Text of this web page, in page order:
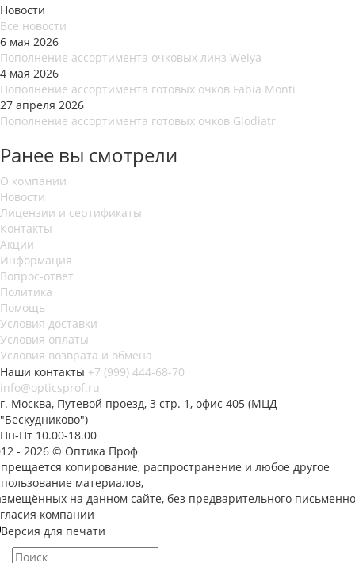
Новости
Все новости
6 мая 2026
Пополнение ассортимента очковых линз Weiya
4 мая 2026
Пополнение ассортимента готовых очков Fabia Monti
27 апреля 2026
Пополнение ассортимента готовых очков Glodiatr
Ранее вы смотрели
О компании
Новости
Лицензии и сертификаты
Контакты
Акции
Информация
Вопрос-ответ
Политика
Помощь
Условия доставки
Условия оплаты
Условия возврата и обмена
Наши контакты +7 (999) 444-68-70
info@opticsprof.ru
г. Москва, Путевой проезд, 3 стр. 1, офис 405 (МЦД
"Бескудниково")
Пн-Пт 10.00-18.00
- 2026 © Оптика Проф
копирование, распространение и любое другое
материалов,
на данном сайте, без предварительного
компании
Версия для печати